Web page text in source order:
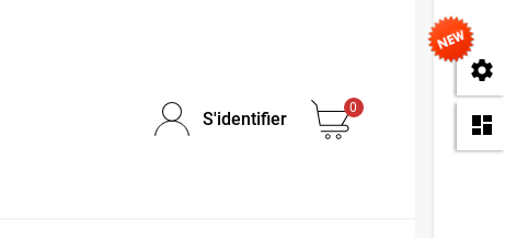
S'identifier
0